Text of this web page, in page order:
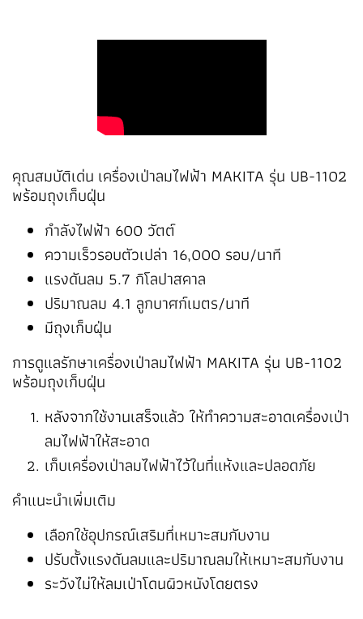
คุณสมบัติเด่น เครื่องเป่าลมไฟฟ้า MAKITA รุ่น UB-1102
พร้อมถุงเก็บฝุ่น
กำลังไฟฟ้า 600 วัตต์
ความเร็วรอบตัวเปล่า 16,000 รอบ/นาที
แรงดันลม 5.7 กิโลปาสคาล
ปริมาณลม 4.1 ลูกบาศก์เมตร/นาที
มีถุงเก็บฝุ่น
การดูแลรักษาเครื่องเป่าลมไฟฟ้า MAKITA รุ่น UB-1102
พร้อมถุงเก็บฝุ่น
หลังจากใช้งานเสร็จแล้ว ให้ทำความสะอาดเครื่องเป่า
ลมไฟฟ้าให้สะอาด
เก็บเครื่องเป่าลมไฟฟ้าไว้ในที่แห้งและปลอดภัย
คำแนะนำเพิ่มเติม
เลือกใช้อุปกรณ์เสริมที่เหมาะสมกับงาน
ปรับตั้งแรงดันลมและปริมาณลมให้เหมาะสมกับงาน
ระวังไม่ให้ลมเป่าโดนผิวหนังโดยตรง